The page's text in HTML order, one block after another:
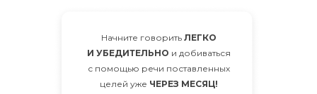
Начните говорить ЛЕГКО
И УБЕДИТЕЛЬНО и добиваться
с помощью речи поставленных
целей уже ЧЕРЕЗ МЕСЯЦ!